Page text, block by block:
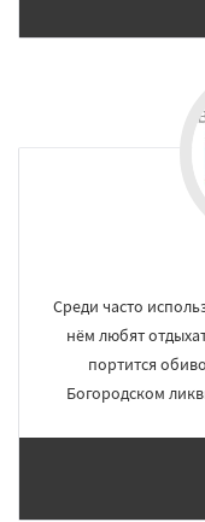
Среди часто
нём любят
портится
Богородском